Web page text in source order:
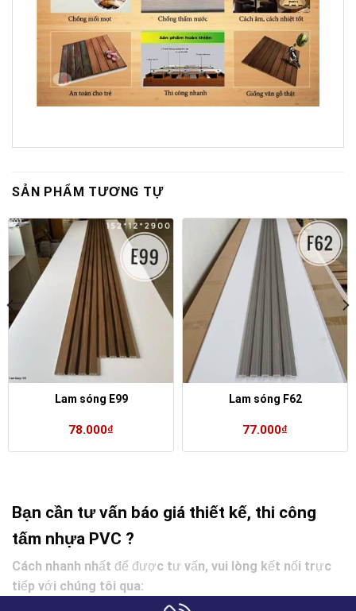
SẢN PHẨM TƯƠNG TỰ
Lam sóng E99
78.000₫
Lam sóng F62
77.000₫
Bạn cần tư vấn báo giá thiết kế, thi công
tấm nhựa PVC ?
Cách nhanh nhất để được tư vấn, vui lòng kết nối trực
tiếp với chúng tôi qua: